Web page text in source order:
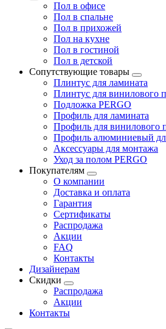
Пол в офисе
Пол в спальне
Пол в прихожей
Пол на кухне
Пол в гостиной
Пол в детской
Сопутствующие товары
Плинтус для ламината
Плинтус для винилового
Подложка PERGO
Профиль для ламината
Профиль для винилового
Профиль алюминиевый
Аксессуары для монтажа
Уход за полом PERGO
Покупателям
О компании
Доставка и оплата
Гарантия
Сертификаты
Распродажа
Акции
FAQ
Контакты
Дизайнерам
Скидки
Распродажа
Акции
Контакты